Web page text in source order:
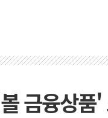
금융상